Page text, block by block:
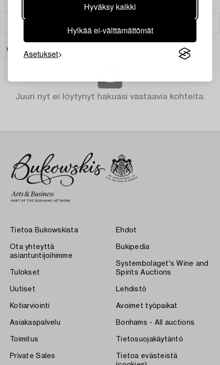
Hyväksy kaikki
Hylkää ei-välttämättömät
Asetukset
HOPEA
Juuri nyt ei löytynyt hakuasi vastaavia kohteita.
Tietoa Bukowskista
Ota yhteyttä
asiantuntijoihimme
Tulokset
Uutiset
Kotiarviointi
Asiakaspalvelu
Toimitus
Private Sales
Ehdot
Bukipedia
Systembolaget's Wine and
Spirits Auctions
Lehdistö
Avoimet työpaikat
Bonhams - All auctions
Tietosuojakäytäntö
Tietoa evästeistä